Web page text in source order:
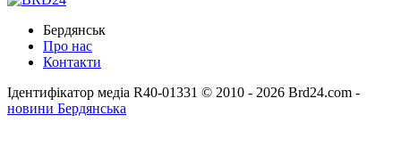
Бердянськ
Про нас
Контакти
Ідентифікатор медіа R40-01331 © 2010 - 2026 Brd24.com -
новини Бердянська